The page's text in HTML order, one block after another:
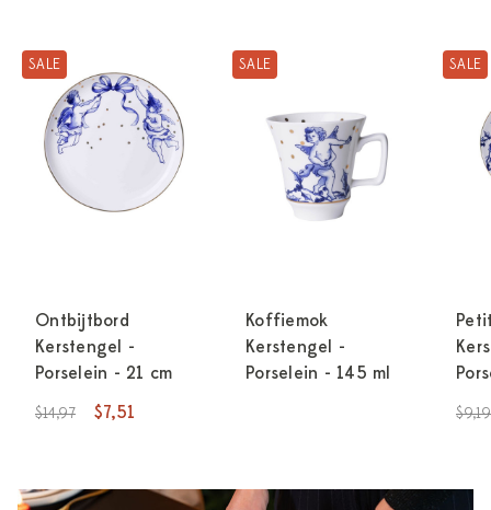
SALE
Ontbijtbord
Kerstengel -
Porselein - 21 cm
$14,97 $7,51
SALE
Koffiemok
Kerstengel -
Porselein - 145 ml
SALE
$9,19